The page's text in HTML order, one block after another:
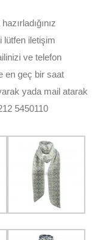
lütfen iletişim
ve telefon
en geç bir saat
yada mail atarak
5450110